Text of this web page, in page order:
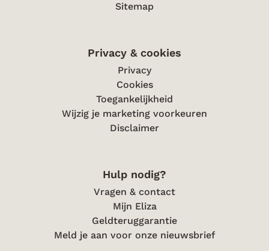
Sitemap
Privacy & cookies
Privacy
Cookies
Toegankelijkheid
Wijzig je marketing voorkeuren
Disclaimer
Hulp nodig?
Vragen & contact
Mijn Eliza
Geldteruggarantie
Meld je aan voor onze nieuwsbrief